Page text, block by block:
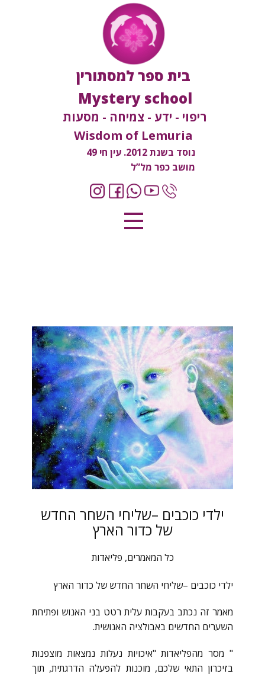
בית ספר למסתורין
Mystery school
ריפוי - ידע - צמיחה - מסעות
Wisdom of Lemuria
נוסד בשנת 2012. עין חי 49
מושב כפר מל”ל
ילדי כוכבים –שליחי השחר החדש
של כדור הארץ
כל המאמרים, פליאדות
ילדי כוכבים –שליחי השחר החדש של כדור הארץ
מאמר זה נכתב בעקבות עלית רטט בני האנוש ופתיחת
השערים החדשים באבולציה האנושית.
" מסר מהפליאדות "איכויות נעלות נמצאות מוצפנות
בזיכרון התאי שלכם, מוכנות להפעלה הדרגתית, תוך